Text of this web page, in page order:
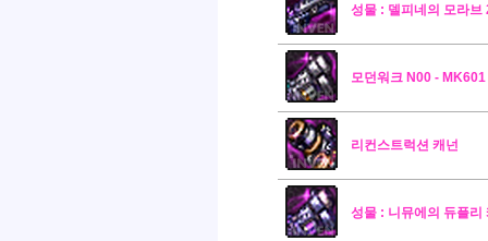
성물 : 델피네의 모라브
모던워크 N00 - MK601
리컨스트럭션 캐넌
성물 : 니뮤에의 듀플리